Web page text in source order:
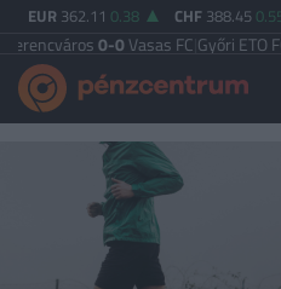
EUR 362.11 0.38 CHF 388.45
0-0Vasas FC|Győri ETO FC4-0